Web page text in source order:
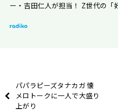
ー・吉田仁人が担当！ Z世代の「
パパラピーズタナカガ 懐
メロトークに一人で大盛り
上がり